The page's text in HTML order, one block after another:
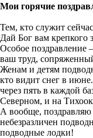
Мои горячие
Тем, кто служит
Дай Бог вам крепкого
Особое поздравление
ваш труд,
Женам и детям
кто видит снег в
через пять в каждой
Северном, и на
А вообще, поздравляю
небезразличен
подводные лодки!